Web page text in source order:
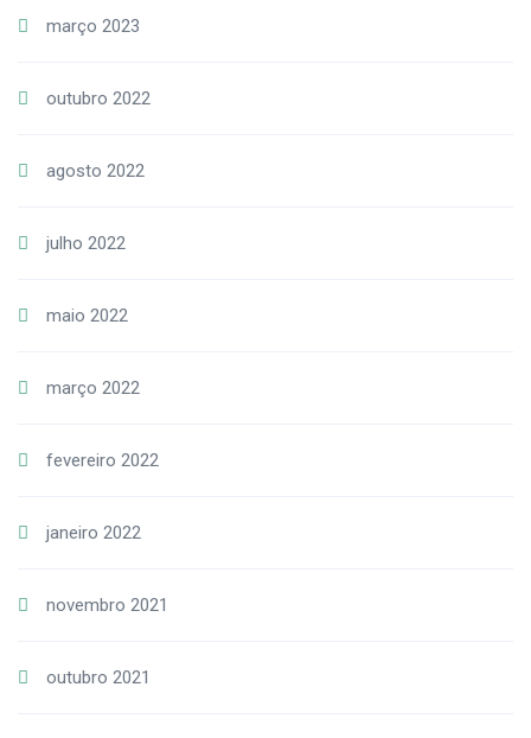
março 2023
outubro 2022
agosto 2022
julho 2022
maio 2022
março 2022
fevereiro 2022
janeiro 2022
novembro 2021
outubro 2021